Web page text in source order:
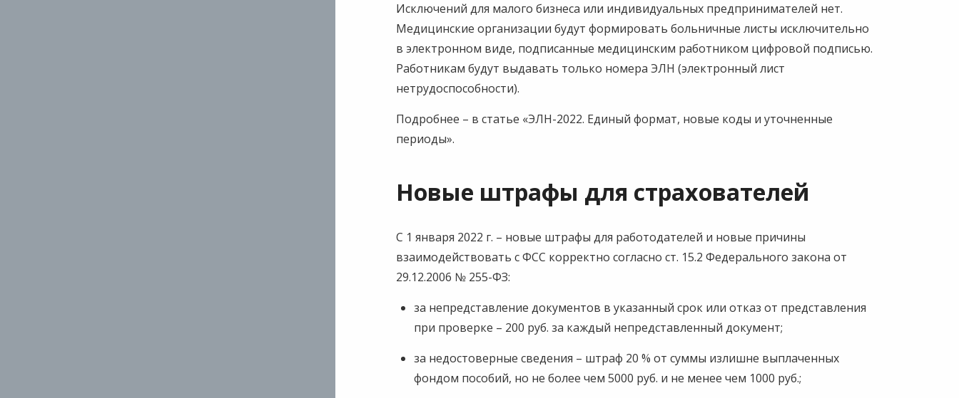
Исключений для малого бизнеса или индивидуальных предпринимателей нет.
Медицинские организации будут формировать больничные листы исключительно
в электронном виде, подписанные медицинским работником цифровой подписью.
Работникам будут выдавать только номера ЭЛН (электронный лист
нетрудоспособности).
Подробнее – в статье «ЭЛН-2022. Единый формат, новые коды и уточненные
периоды».
Новые штрафы для страхователей
С 1 января 2022 г. – новые штрафы для работодателей и новые причины
взаимодействовать с ФСС корректно согласно ст. 15.2 Федерального закона от
29.12.2006 № 255-ФЗ:
за непредставление документов в указанный срок или отказ от представления
при проверке – 200 руб. за каждый непредставленный документ;
за недостоверные сведения – штраф 20 % от суммы излишне выплаченных
фондом пособий, но не более чем 5000 руб. и не менее чем 1000 руб.;